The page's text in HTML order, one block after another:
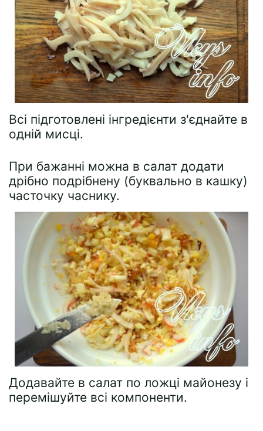
Всі підготовлені інгредієнти з'єднайте в
одній мисці.
При бажанні можна в салат додати
дрібно подрібнену (буквально в кашку)
часточку часнику.
Додавайте в салат по ложці майонезу і
перемішуйте всі компоненти.